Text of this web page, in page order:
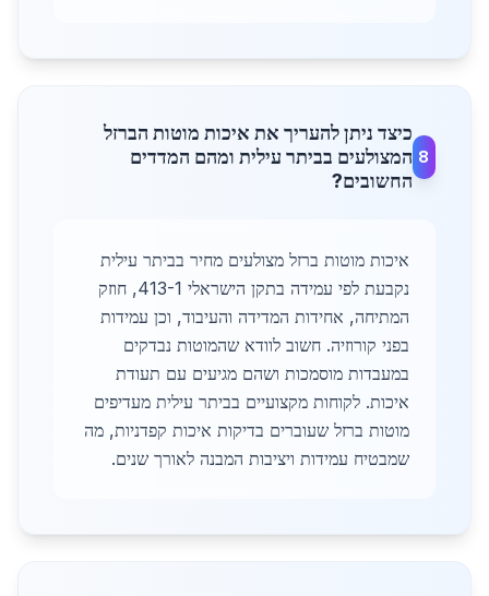
8
כיצד ניתן להעריך את איכות מוטות הברזל
המצולעים בביתר עילית ומהם המדדים
החשובים?
איכות מוטות ברזל מצולעים מחיר בביתר עילית
נקבעת לפי עמידה בתקן הישראלי 413-1, חוזק
המתיחה, אחידות המדידה והעיבוד, וכן עמידות
בפני קורוזיה. חשוב לוודא שהמוטות נבדקים
במעבדות מוסמכות ושהם מגיעים עם תעודת
איכות. לקוחות מקצועיים בביתר עילית מעדיפים
מוטות ברזל שעוברים בדיקות איכות קפדניות, מה
שמבטיח עמידות ויציבות המבנה לאורך שנים.